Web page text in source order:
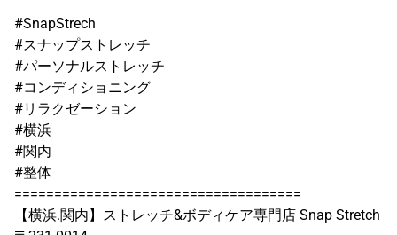
#SnapStrech
#スナップストレッチ
#パーソナルストレッチ
#コンディショニング
#リラクゼーション
#横浜
#関内
#整体
====================================
【横浜.関内】ストレッチ&ボディケア専門店 Snap Stretch